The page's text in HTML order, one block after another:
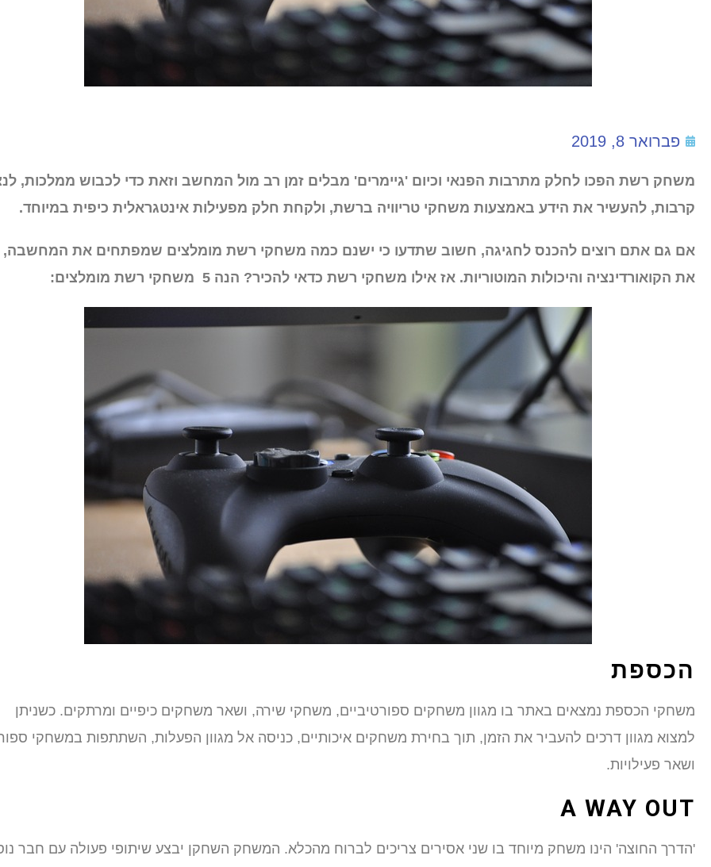
פברואר 8, 2019
משחק רשת הפכו לחלק מתרבות הפנאי וכיום 'גיימרים' מבלים זמן רב מול המחשב וזאת כדי לכבוש ממלכות,
קרבות, להעשיר את הידע באמצעות משחקי טריוויה ברשת, ולקחת חלק מפעילות אינטגראלית כיפית במיוחד.
אם גם אתם רוצים להכנס לחגיגה, חשוב שתדעו כי ישנם כמה משחקי רשת מומלצים שמפתחים את המחשבה,
את הקואורדינציה והיכולות המוטוריות. אז אילו משחקי רשת כדאי להכיר? הנה 5 משחקי רשת מומלצים:
הכספת
משחקי הכספת נמצאים באתר בו מגוון משחקים ספורטיביים, משחקי שירה, ושאר משחקים כיפיים ומרתקים. כשניתן
למצוא מגוון דרכים להעביר את הזמן, תוך בחירת משחקים איכותיים, כניסה אל מגוון הפעלות, השתתפות במשחקי
ושאר פעילויות.
A WAY OUT
'הדרך החוצה' הינו משחק מיוחד בו שני אסירים צריכים לברוח מהכלא. המשחק השחקן יבצע שיתופי פעולה עם חבר